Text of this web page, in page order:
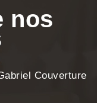
nos
Couverture